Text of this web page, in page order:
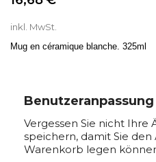
inkl. MwSt.
Mug en céramique blanche. 325ml
Benutzeranpassung
Vergessen Sie nicht Ihre
speichern, damit Sie den
Warenkorb legen